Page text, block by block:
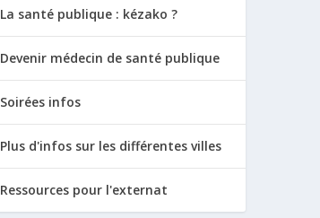
La santé publique : kézako ?
Devenir médecin de santé publique
Soirées infos
Plus d'infos sur les différentes villes
Ressources pour l'externat